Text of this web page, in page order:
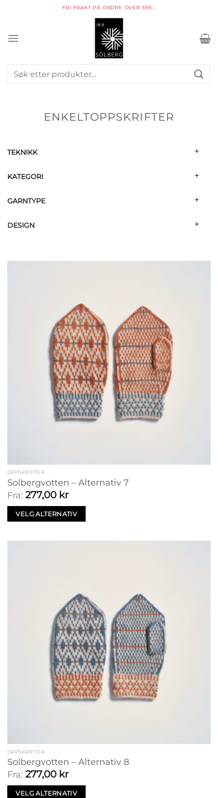
PAKKE I POSTKASSEN
Søk
etter:
ENKELTOPPSKRIFTER
TEKNIKK
KATEGORI
GARNTYPE
DESIGN
OPPSKRIFTER
Solbergvotten – Alternativ 7
Fra: 277,00 kr
VELG ALTERNATIV
OPPSKRIFTER
Solbergvotten – Alternativ 8
Fra: 277,00 kr
VELG ALTERNATIV